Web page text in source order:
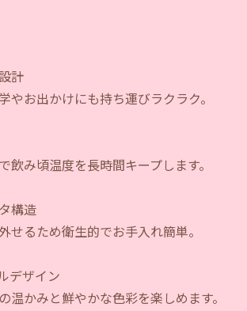
計
やお出かけにも持ち運びラクラク。
飲み頃温度を長時間キープします。
構造
せるため衛生的でお手入れ簡単。
デザイン
温かみと鮮やかな色彩を楽しめます。